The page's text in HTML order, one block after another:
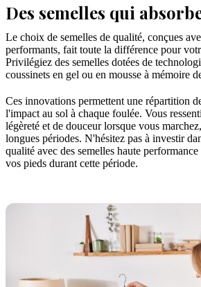
Des semelles qui
Le choix de semelles de qualité, conçues
performants, fait toute la différence pour
Privilégiez des semelles dotées de
coussinets en gel ou en mousse à mémoire
Ces innovations permettent une répartition
l'impact au sol à chaque foulée. Vous
légèreté et de douceur lorsque vous
longues périodes. N'hésitez pas à investir
qualité avec des semelles haute
vos pieds durant cette période.